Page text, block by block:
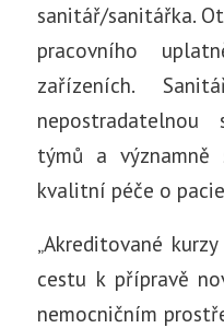
sanitář/sanitářka.
pracovního
zařízeních.
nepostradatelnou
týmů a
kvalitní péče o
„Akreditované
cestu k přípravě
nemocničním